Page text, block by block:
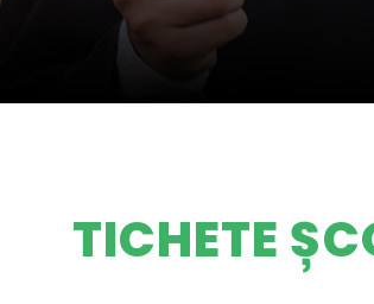
TICHETE